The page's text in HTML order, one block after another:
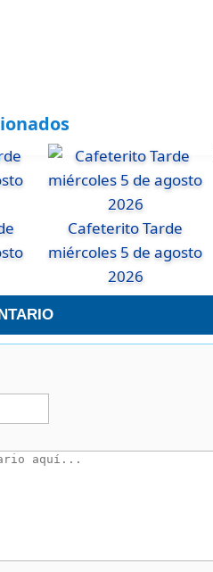
Cafeterito Tarde
miércoles 5 de agosto
2026